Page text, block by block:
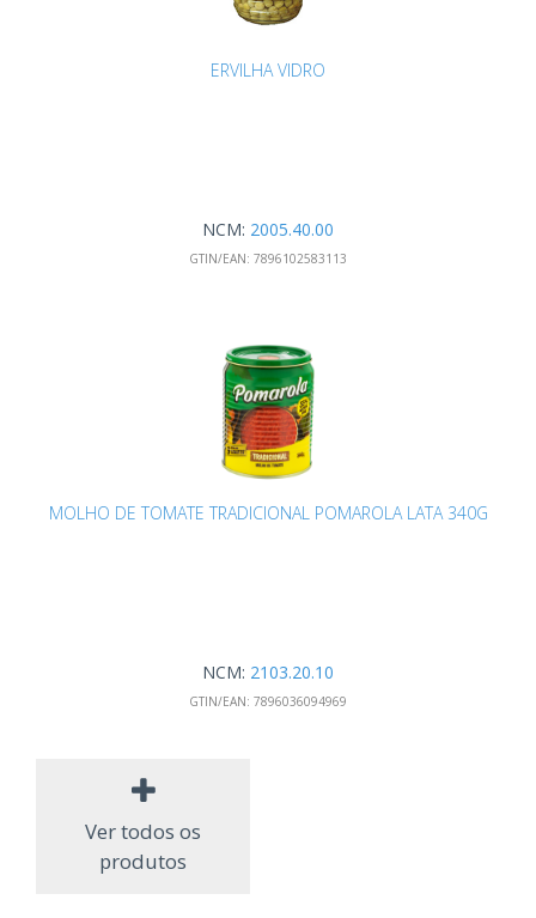
ERVILHA VIDRO
NCM: 2005.40.00
GTIN/EAN: 7896102583113
MOLHO DE TOMATE TRADICIONAL POMAROLA LATA 340G
NCM: 2103.20.10
GTIN/EAN: 7896036094969
Ver todos os
produtos